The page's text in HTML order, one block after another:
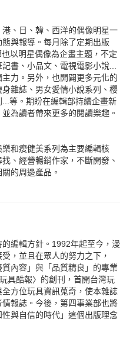
、日、韓、西洋的偶像明星一
與報導。每月除了定期出版
以明星偶像為企畫主題，不定
書、小品文、電視電影小說...
力。另外，也開闢更多元化的
雜誌、男女愛情小說系列、櫻
等。期盼在編輯部持續企畫新
為讀者帶來更多的閱讀樂趣。
和瘦健美系列為主要編輯核
、經營暢銷作家，不斷開發、
的周邊產品。
編輯方針。1992年起至今，漫
，並且在眾人的努力之下，
質內容」與「品質精良」的專業
具酷報〉的創刊，首開台灣玩
方位玩具資訊蒐奇，使本雜誌
報誌。今後，第四事業部也將
與自信的時代」這個出版理念